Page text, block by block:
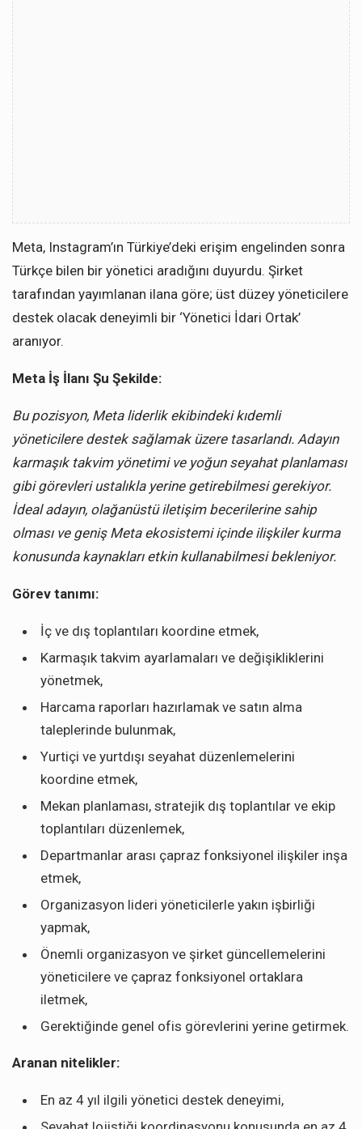
Meta, Instagram’ın Türkiye’deki erişim engelinden sonra
Türkçe bilen bir yönetici aradığını duyurdu. Şirket
tarafından yayımlanan ilana göre; üst düzey yöneticilere
destek olacak deneyimli bir ‘Yönetici İdari Ortak’
aranıyor.
Meta İş İlanı Şu Şekilde:
Bu pozisyon, Meta liderlik ekibindeki kıdemli
yöneticilere destek sağlamak üzere tasarlandı. Adayın
karmaşık takvim yönetimi ve yoğun seyahat planlaması
gibi görevleri ustalıkla yerine getirebilmesi gerekiyor.
İdeal adayın, olağanüstü iletişim becerilerine sahip
olması ve geniş Meta ekosistemi içinde ilişkiler kurma
konusunda kaynakları etkin kullanabilmesi bekleniyor.
Görev tanımı:
İç ve dış toplantıları koordine etmek,
Karmaşık takvim ayarlamaları ve değişikliklerini
yönetmek,
Harcama raporları hazırlamak ve satın alma
taleplerinde bulunmak,
Yurtiçi ve yurtdışı seyahat düzenlemelerini
koordine etmek,
Mekan planlaması, stratejik dış toplantılar ve ekip
toplantıları düzenlemek,
Departmanlar arası çapraz fonksiyonel ilişkiler inşa
etmek,
Organizasyon lideri yöneticilerle yakın işbirliği
yapmak,
Önemli organizasyon ve şirket güncellemelerini
yöneticilere ve çapraz fonksiyonel ortaklara
iletmek,
Gerektiğinde genel ofis görevlerini yerine getirmek.
Aranan nitelikler:
En az 4 yıl ilgili yönetici destek deneyimi,